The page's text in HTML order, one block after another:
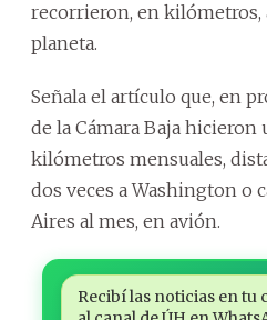
recorrieron, en kilómetros,
planeta.
Señala el artículo que, en
de la Cámara Baja hicieron
kilómetros mensuales,
dos veces a Washington o
Aires al mes, en avión.
Recibí las noticias en tu